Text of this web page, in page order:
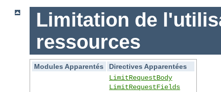
Limitation de
ressources
Modules Apparentés
Directives Apparentées
LimitRequestBody
LimitRequestFields